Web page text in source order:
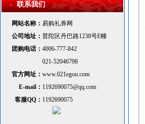
联系我们
网站名称：易购礼券网
公司地址：普陀区丹巴路1238号E幢
团购电话：4006-777-842
021-52046798
官方网址：www.021egou.com
E-mail： 1192690075@qq.com
客服QQ： 1192690075